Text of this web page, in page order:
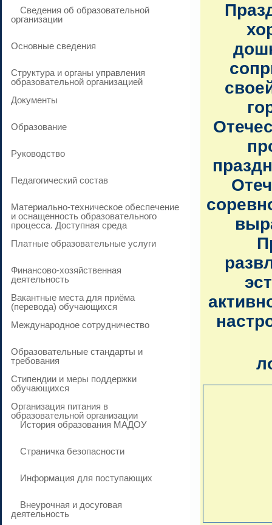
Сведения об образовательной
организации
Основные сведения
Структура и органы управления
образовательной организацией
Документы
Образование
Руководство
Педагогический состав
Материально-техническое обеспечение
и оснащенность образовательного
процесса. Доступная среда
Платные образовательные услуги
Финансово-хозяйственная
деятельность
Вакантные места для приёма
(перевода) обучающихся
Международное сотрудничество
Образовательные стандарты и
требования
Стипендии и меры поддержки
обучающихся
Организация питания в
образовательной организации
История образования МАДОУ
Страничка безопасности
Информация для поступающих
Внеурочная и досуговая
деятельность